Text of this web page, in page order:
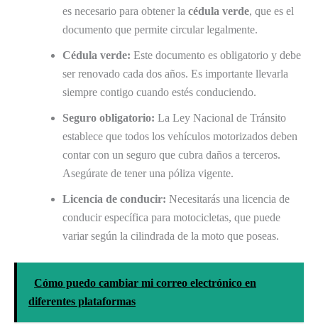
es necesario para obtener la cédula verde, que es el
documento que permite circular legalmente.
Cédula verde: Este documento es obligatorio y debe
ser renovado cada dos años. Es importante llevarla
siempre contigo cuando estés conduciendo.
Seguro obligatorio: La Ley Nacional de Tránsito
establece que todos los vehículos motorizados deben
contar con un seguro que cubra daños a terceros.
Asegúrate de tener una póliza vigente.
Licencia de conducir: Necesitarás una licencia de
conducir específica para motocicletas, que puede
variar según la cilindrada de la moto que poseas.
Cómo puedo cambiar mi correo electrónico en
diferentes plataformas